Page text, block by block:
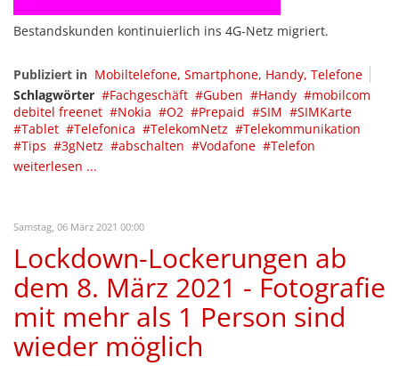
Bestandskunden kontinuierlich ins 4G-Netz migriert.
Publiziert in Mobiltelefone, Smartphone, Handy, Telefone
Schlagwörter
Fachgeschäft Guben Handy
mobilcom
debitel freenet
Nokia O2 Prepaid SIM
SIMKarte
Tablet
Telefonica TelekomNetz
Telekommunikation
Tips
3gNetz abschalten Vodafone
Telefon
weiterlesen ...
Samstag, 06 März 2021 00:00
Lockdown-Lockerungen ab
dem 8. März 2021 - Fotografie
mit mehr als 1 Person sind
wieder möglich